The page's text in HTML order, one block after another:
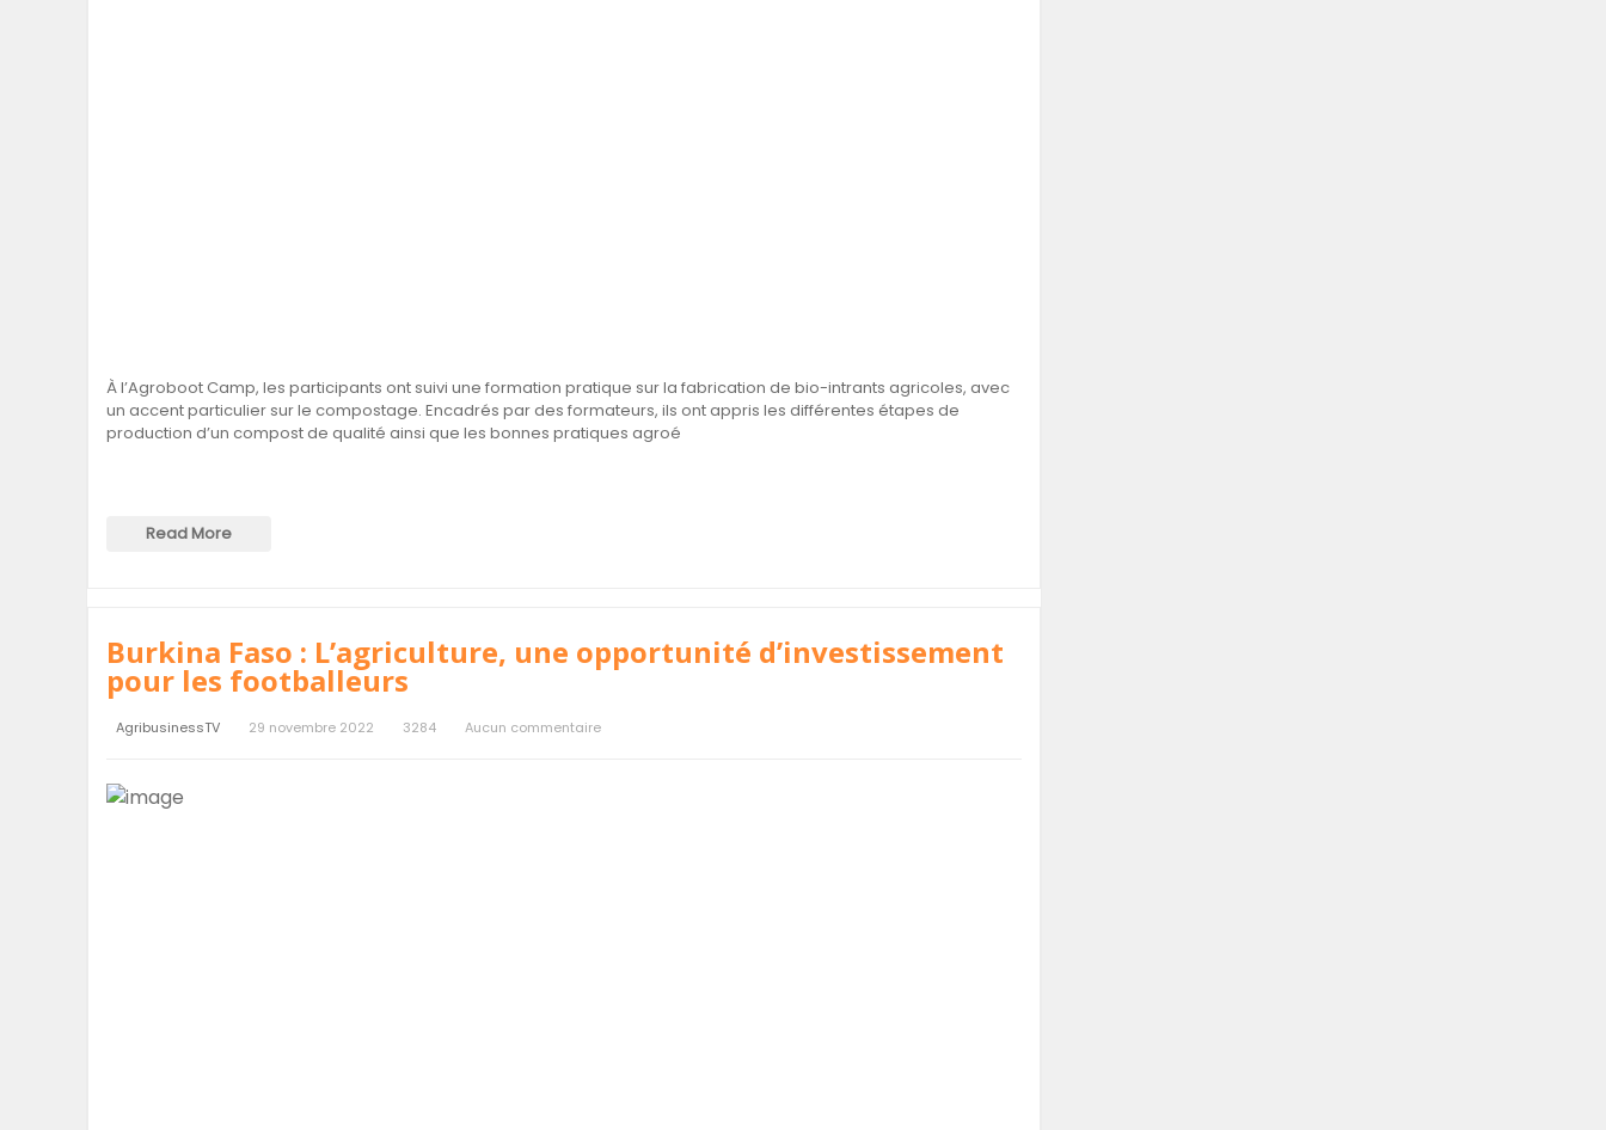
À l’Agroboot Camp, les participants ont suivi une formation pratique sur la fabrication de bio-intrants agricoles, avec
un accent particulier sur le compostage. Encadrés par des formateurs, ils ont appris les différentes étapes de
production d’un compost de qualité ainsi que les bonnes pratiques agroé
Read More
Burkina Faso : L’agriculture, une opportunité d’investissement
pour les footballeurs
AgribusinessTV 29 novembre 2022 3284 Aucun commentaire